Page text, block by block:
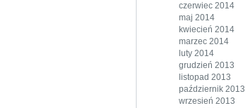
czerwiec 2014
maj 2014
kwiecień 2014
marzec 2014
luty 2014
grudzień 2013
listopad 2013
październik 2013
wrzesień 2013